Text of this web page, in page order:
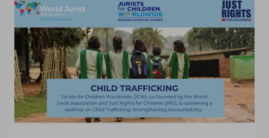
la organización de los órganos […]